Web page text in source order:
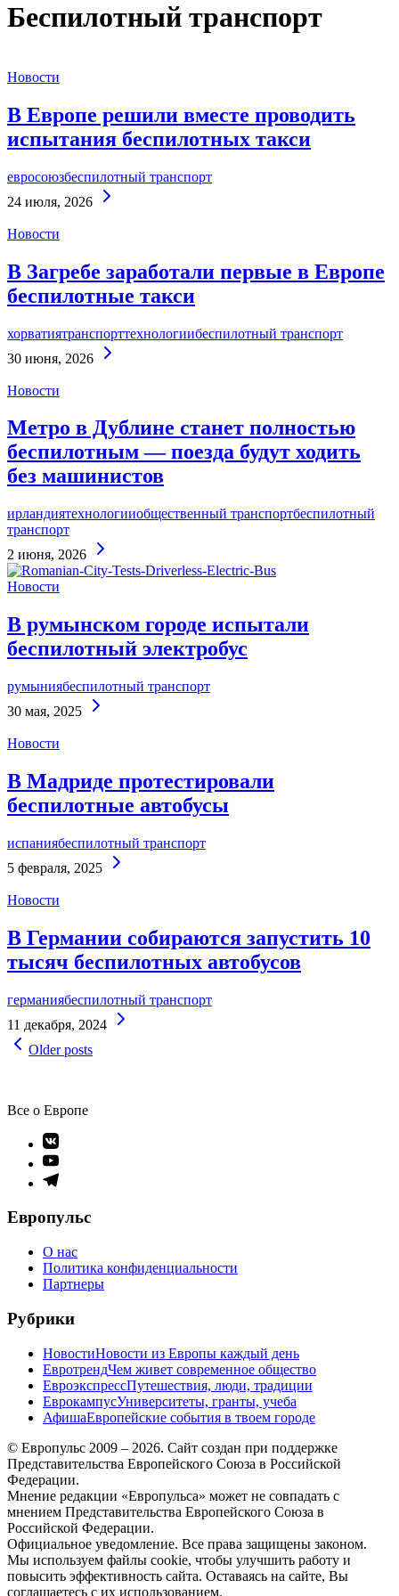
Беспилотный транспорт
Новости
В Европе решили вместе проводить
испытания беспилотных такси
евросоюзбеспилотный транспорт
24 июля, 2026
Новости
В Загребе заработали первые в Европе
беспилотные такси
хорватиятранспорттехнологиибеспилотный транспорт
30 июня, 2026
Новости
Метро в Дублине станет полностью
беспилотным — поезда будут ходить
без машинистов
ирландиятехнологииобщественный транспортбеспилотный
транспорт
2 июня, 2026
Новости
В румынском городе испытали
беспилотный электробус
румыниябеспилотный транспорт
30 мая, 2025
Новости
В Мадриде протестировали
беспилотные автобусы
испаниябеспилотный транспорт
5 февраля, 2025
Новости
В Германии собираются запустить 10
тысяч беспилотных автобусов
германиябеспилотный транспорт
11 декабря, 2024
Навигация
Older posts
Все о Европе
Элемент
меню
Элемент
меню
Элемент
Европульс
О нас
Политика конфиденциальности
Партнеры
Рубрики
НовостиНовости из Европы каждый день
ЕвротрендЧем живет современное общество
ЕвроэкспрессПутешествия, люди, традиции
ЕврокампусУниверситеты, гранты, учеба
АфишаЕвропейские события в твоем городе
© Европульс 2009 – 2026. Сайт создан при поддержке
Представительства Европейского Союза в Российской
Федерации.
Мнение редакции «Европульса» может не совпадать с
мнением Представительства Европейского Союза в
Российской Федерации.
Официальное уведомление. Все права защищены законом.
Мы используем файлы cookie, чтобы улучшить работу и
повысить эффективность сайта. Оставаясь на сайте, Вы
соглашаетесь с их использованием.